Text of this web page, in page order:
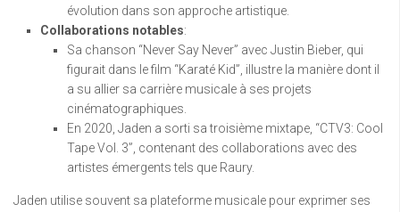
évolution dans son approche artistique.
Collaborations notables:
Sa chanson “Never Say Never” avec Justin Bieber, qui
figurait dans le film “Karaté Kid”, illustre la manière dont il
a su allier sa carrière musicale à ses projets
cinématographiques.
En 2020, Jaden a sorti sa troisième mixtape, “CTV3: Cool
Tape Vol. 3”, contenant des collaborations avec des
artistes émergents tels que Raury.
Jaden utilise souvent sa plateforme musicale pour exprimer ses